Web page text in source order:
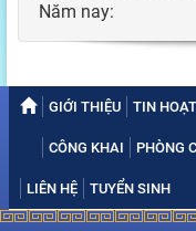
Năm nay:
GIỚI THIỆU TIN
CÔNG KHAI PHÒNG
LIÊN HỆ TUYỂN SINH